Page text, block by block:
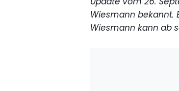
Wiesmann bekannt.
Wiesmann kann ab